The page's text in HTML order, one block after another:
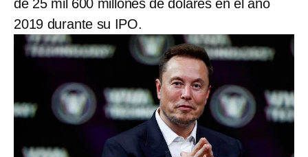
de 25 mil 600 millones de dólares en el año
2019 durante su IPO.